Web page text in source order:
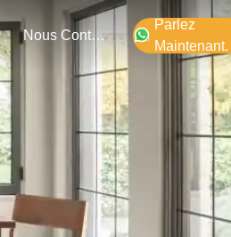
Nous Contacter
Parlez
Maintenant.